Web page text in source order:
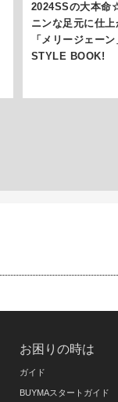
2024SSの大本命
ニンな足元に仕上
「メリージェーン
STYLE BOOK!
お困りの時は
ガイド
BUYMAスタートガイド